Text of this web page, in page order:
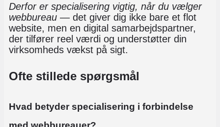
Derfor er specialisering vigtig, når du vælger
webbureau — det giver dig ikke bare et flot
website, men en digital samarbejdspartner,
der tilfører reel værdi og understøtter din
virksomheds vækst på sigt.
Ofte stillede spørgsmål
Hvad betyder specialisering i forbindelse